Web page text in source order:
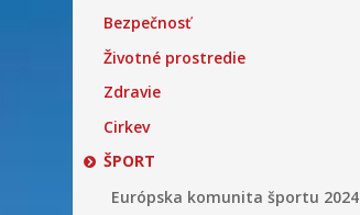
Bezpečnosť
Životné prostredie
Zdravie
Cirkev
ŠPORT
Európska komunita športu 2024